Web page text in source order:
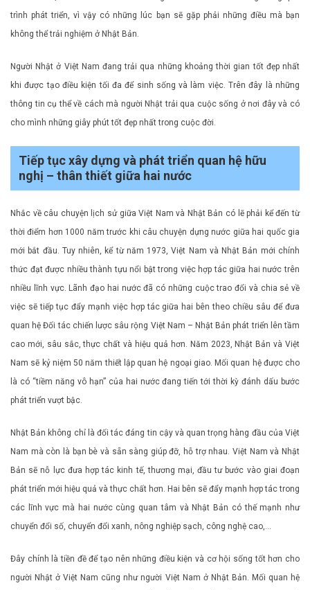
trình phát triển, vì vậy có những lúc bạn sẽ gặp phải những điều mà bạn
không thể trải nghiệm ở Nhật Bản.
Người Nhật ở Việt Nam đang trải qua những khoảng thời gian tốt đẹp nhất
khi được tạo điều kiện tối đa để sinh sống và làm việc. Trên đây là những
thông tin cụ thể về cách mà người Nhật trải qua cuộc sống ở nơi đây và có
cho mình những giây phút tốt đẹp nhất trong cuộc đời.
Tiếp tục xây dựng và phát triển quan hệ hữu
nghị – thân thiết giữa hai nước
Nhắc về câu chuyện lịch sử giữa Việt Nam và Nhật Bản có lẽ phải kể đến từ
thời điểm hơn 1000 năm trước khi câu chuyện dựng nước giữa hai quốc gia
mới bắt đầu. Tuy nhiên, kể từ năm 1973, Việt Nam và Nhật Bản mới chính
thức đạt được nhiều thành tựu nổi bật trong việc hợp tác giữa hai nước trên
nhiều lĩnh vực. Lãnh đạo hai nước đã có những cuộc trao đổi và chia sẻ về
việc sẽ tiếp tục đẩy mạnh việc hợp tác giữa hai bên theo chiều sâu để đưa
quan hệ Đối tác chiến lược sâu rộng Việt Nam – Nhật Bản phát triển lên tầm
cao mới, sâu sắc, thực chất và hiệu quả hơn. Năm 2023, Nhật Bản và Việt
Nam sẽ kỷ niệm 50 năm thiết lập quan hệ ngoại giao. Mối quan hệ được cho
là có “tiềm năng vô hạn” của hai nước đang tiến tới thời kỳ đánh dấu bước
phát triển vượt bậc.
Nhật Bản không chỉ là đối tác đáng tin cậy và quan trọng hàng đầu của Việt
Nam mà còn là bạn bè và sẵn sàng giúp đỡ, hỗ trợ nhau. Việt Nam và Nhật
Bản sẽ nỗ lực đưa hợp tác kinh tế, thương mại, đầu tư bước vào giai đoạn
phát triển mới hiệu quả và thực chất hơn. Hai bên sẽ đẩy mạnh hợp tác trong
các lĩnh vực mà hai nước cùng quan tâm và Nhật Bản có thế mạnh như
chuyển đổi số, chuyển đổi xanh, nông nghiệp sạch, công nghệ cao,…
Đây chính là tiền đề để tạo nên những điều kiện và cơ hội sống tốt hơn cho
người Nhật ở Việt Nam cũng như người Việt Nam ở Nhật Bản. Mối quan hệ